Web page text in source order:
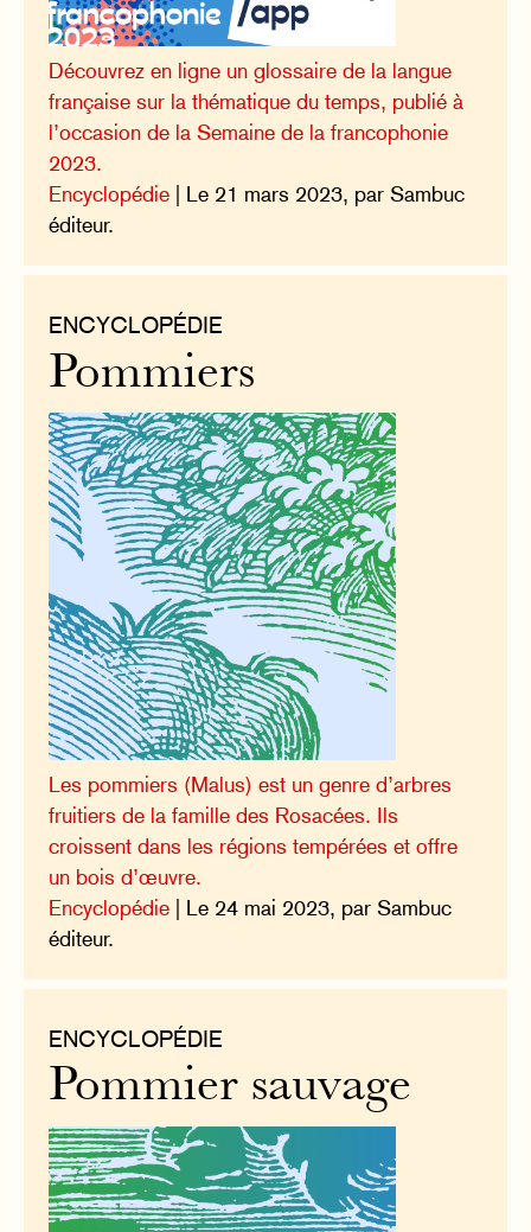
Découvrez en ligne un glossaire de la langue
française sur la thématique du temps, publié à
l’occasion de la Semaine de la francophonie
2023.
Encyclopédie | Le 21 mars 2023, par Sambuc
éditeur.
ENCYCLOPÉDIE
Pommiers
Les pommiers (Malus) est un genre d’arbres
fruitiers de la famille des Rosacées. Ils
croissent dans les régions tempérées et offre
un bois d’œuvre.
Encyclopédie | Le 24 mai 2023, par Sambuc
éditeur.
ENCYCLOPÉDIE
Pommier sauvage